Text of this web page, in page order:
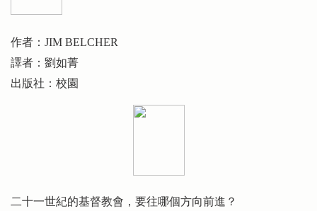
作者：JIM BELCHER
譯者：劉如菁
出版社：校園
二十一世紀的基督教會，要往哪個方向前進？